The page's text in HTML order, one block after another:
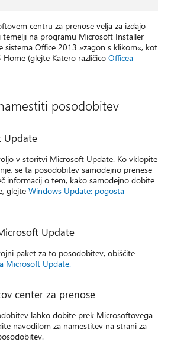
centru za prenose velja za izdajo
temelji na programu Microsoft Installer
sistema Office 2013 »zagon s klikom«, kot
(glejte Katero različicoOfficea
posodobitev
Update
v storitvi Microsoft Update. Ko vklopite
se ta posodobitev samodejno prenese
informacij o tem, kako samodejno dobite
glejteWindows Update: pogosta
Update
paket za to posodobitev, obiščite
Microsoft Update.
center za prenose
lahko dobite prek Microsoftovega
navodilom za namestitev na strani za